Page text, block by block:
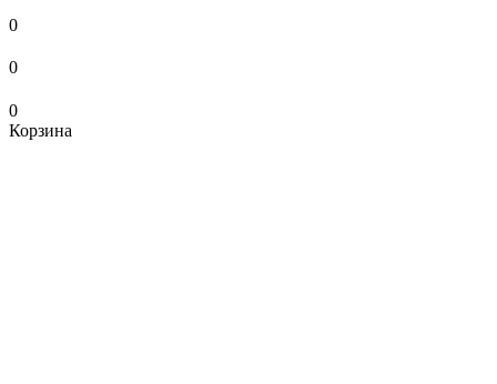
0
0
0
Корзина